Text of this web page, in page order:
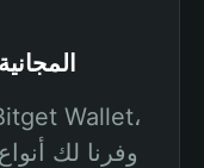
اربح توزيعات AGHI المجانية
وفرنا لك